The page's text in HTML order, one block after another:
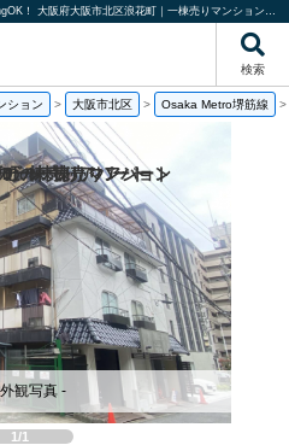
大阪市北区浪花町！融資相談受付中！中国語＆EngOK！ 大阪府大阪市北区浪花町｜一棟売りマンション｜投資物件や収益物件｜株式会社リタ不動産
検索
ション > 大阪市北区 > Osaka Metro堺筋線 >
1/1
観写真 -
の一棟売りアパート
一棟売りマンション
ビル
一棟売りアパート